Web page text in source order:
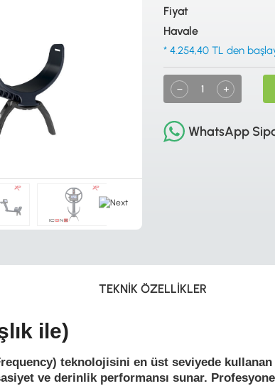
Fiyat
Havale
* 4.254,40 TL den
WhatsApp
TEKNİK ÖZELLİKLER
ile)
teknolojisini en üst seviyede
ve derinlik performansı sunar.